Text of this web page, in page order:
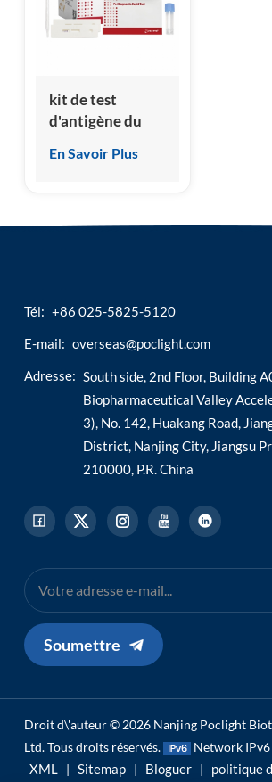
kit de test
d'antigène du
(CPV)
En Savoir Plus
Tél: +86 025-5825-5120
E-mail: overseas@poclight.com
Adresse: South side, 2nd Floor, Building
Biopharmaceutical Valley
3), No. 142, Huakang Road,
District, Nanjing City, Jiangsu
210000, P.R. China
Soumettre
Droit d\'auteur © 2026 Nanjing Poclight
Ltd. Tous droits réservés.
Network IPv6
XML | Sitemap | Bloguer | politique